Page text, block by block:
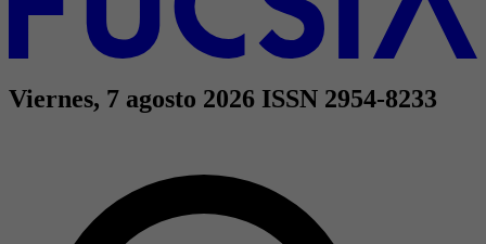
Viernes, 7 agosto 2026 ISSN 2954-8233